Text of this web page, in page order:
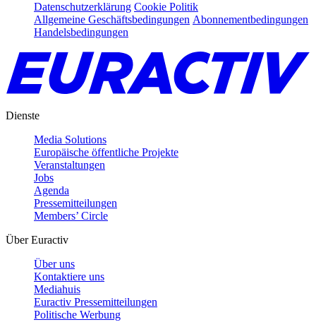
Datenschutzerklärung Cookie Politik
Allgemeine Geschäftsbedingungen Abonnementbedingungen
Handelsbedingungen
Dienste
Media Solutions
Europäische öffentliche Projekte
Veranstaltungen
Jobs
Agenda
Pressemitteilungen
Members’ Circle
Über Euractiv
Über uns
Kontaktiere uns
Mediahuis
Euractiv Pressemitteilungen
Politische Werbung